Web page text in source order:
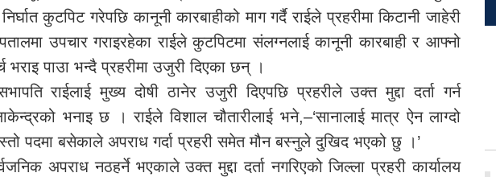
कुटपिट गरेपछि कानूनी कारबाहीको माग गर्दै राईले प्रहरीमा किटानी जाहेरी
उपचार गराइरहेका राईले कुटपिटमा संलग्नलाई कानूनी कारबाही र आफ्नो
भराइ पाउा भन्दै प्रहरीमा उजुरी दिएका छन् ।
राईलाई मुख्य दोषी ठानेर उजुरी दिएपछि प्रहरीले उक्त मुद्दा दर्ता गर्न
भनाइ छ । राईले विशाल चौतारीलाई भने,–‘सानालाई मात्र ऐन लाग्दो
पदमा बसेकाले अपराध गर्दा प्रहरी समेत मौन बस्नुले दुखिद भएको छु ।’
अपराध नठहर्ने भएकाले उक्त मुद्दा दर्ता नगरिएको जिल्ला प्रहरी कार्यालय